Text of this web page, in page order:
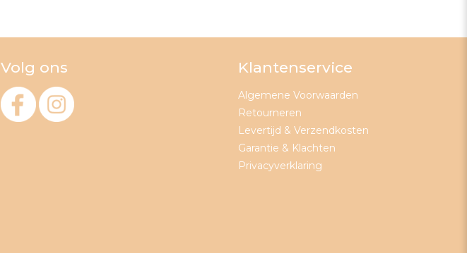
Volg ons Klantenservice
Algemene Voorwaarden
Retourneren
Levertijd & Verzendkosten
Garantie & Klachten
Privacyverklaring